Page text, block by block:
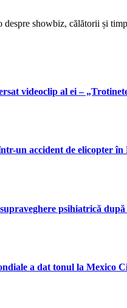
despre showbiz, călătorii și
videoclip al ei –
un accident de elicopter în
psihiatrică
a dat tonul la Mexico